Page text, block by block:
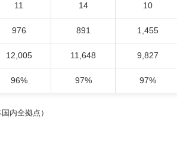
11 14 10
976 891 1,455
12,005 11,648 9,827
96% 97% 97%
内全拠点）